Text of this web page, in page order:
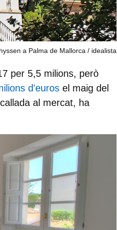
a Palma de Mallorca idealista
per 5,5 milions, però
d'euros el maig del
al mercat, ha